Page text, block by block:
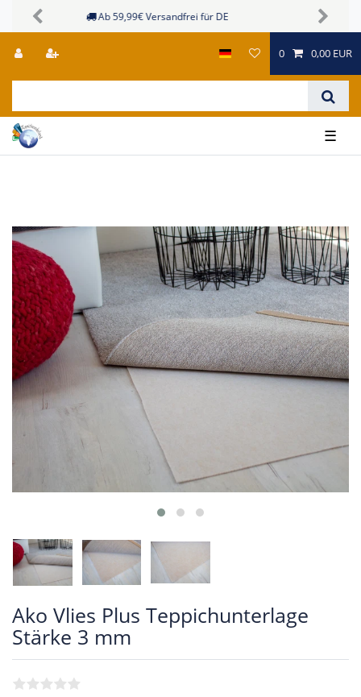
Sichere Zahlungsmöglichkeiten
Previous Next
0 0,00 EUR
☰
Ako Vlies Plus Teppichunterlage
Stärke 3 mm